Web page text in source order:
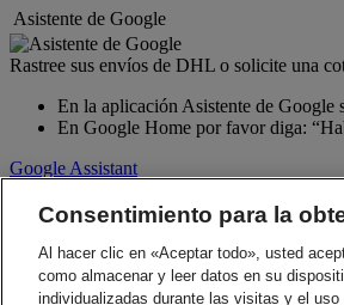
Asistente de Google
Rastree sus envíos de DHL o solicite una
En la aplicación Asistente de
En Google Home por favor diga:
Google Assistant
Volver arriba
Aviso De Privacidad
Configuración de consentimiento
Consentimiento para la
Al hacer clic en «Aceptar todo», usted
como almacenar y leer datos en su
individualizadas durante las visitas y el